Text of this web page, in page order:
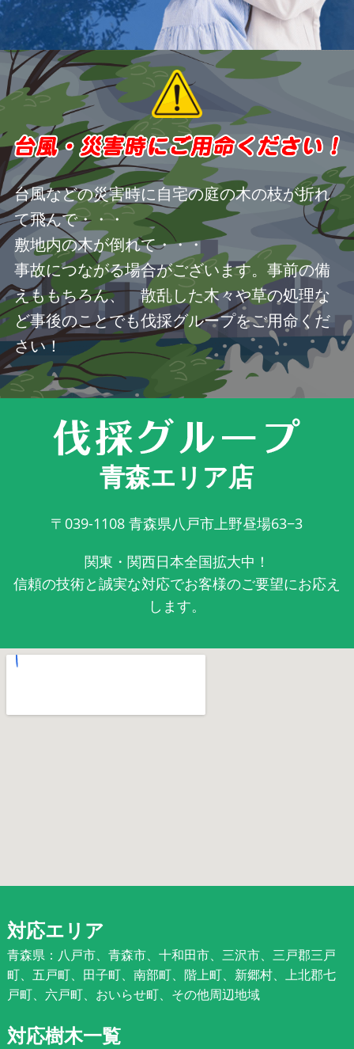
台風などの災害時に自宅の庭の木の枝が折れ
て飛んで・・・
敷地内の木が倒れて・・・
事故につながる場合がございます。事前の備
えももちろん、 散乱した木々や草の処理な
ど事後のことでも伐採グループをご用命くだ
さい！
青森エリア店
〒039-1108 青森県八戸市上野昼場63−3
関東・関西日本全国拡大中！
信頼の技術と誠実な対応でお客様のご要望にお応え
します。
対応エリア
青森県：八戸市、青森市、十和田市、三沢市、三戸郡三戸
町、五戸町、田子町、南部町、階上町、新郷村、上北郡七
戸町、六戸町、おいらせ町、その他周辺地域
対応樹木一覧